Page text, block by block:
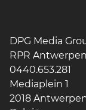
DPG Media
RPR
0440.653.281
Mediaplein 1
2018